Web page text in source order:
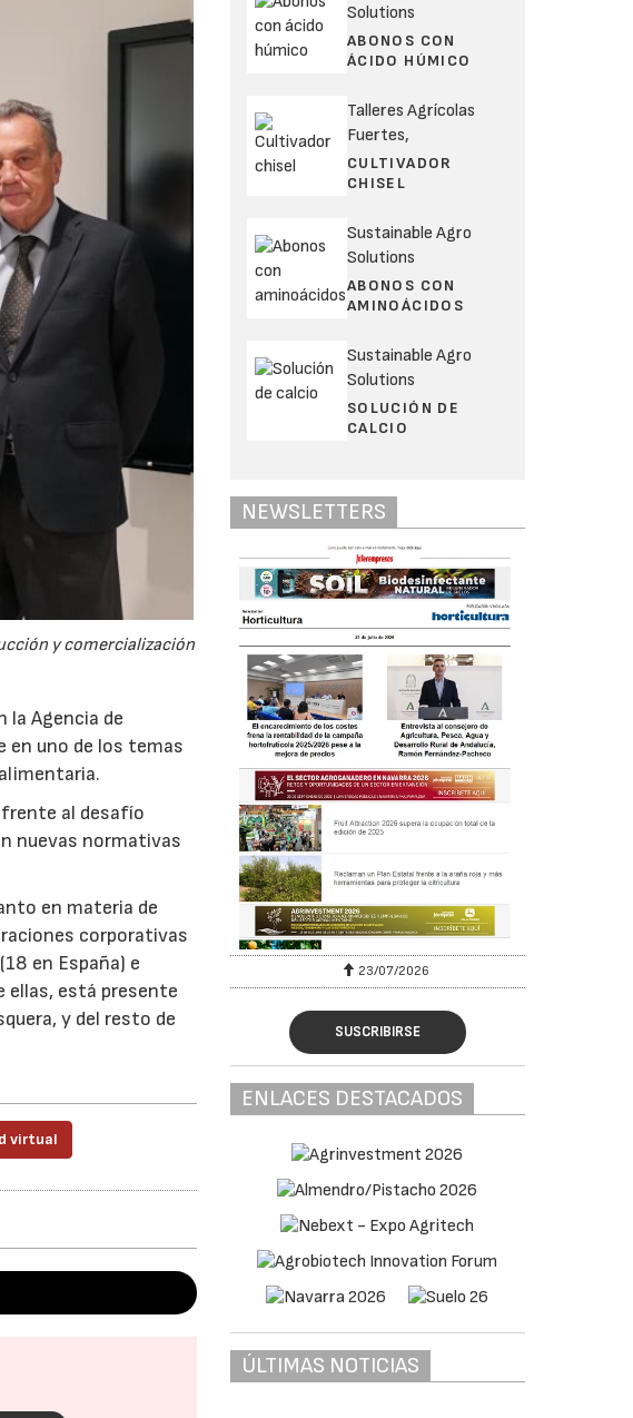
y comercialización
la Agencia de
en uno de los temas
frente al desafío
nuevas normativas
en materia de
corporativas
en España) e
ellas, está presente
y del resto de
virtual
Solutions
ABONOS CON
ÁCIDO HÚMICO
Talleres Agrícolas
Fuertes,
CULTIVADOR
CHISEL
Sustainable Agro
Solutions
ABONOS CON
AMINOÁCIDOS
Sustainable Agro
Solutions
SOLUCIÓN DE
CALCIO
NEWSLETTERS
30/07/2026 23/07/2026
SUSCRIBIRSE
ENLACES DESTACADOS
ÚLTIMAS NOTICIAS